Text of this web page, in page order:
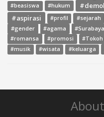
#beasiswa #hukum
#aspirasi #profil #sejarah
#gender
#agama #Surabaya
#romansa
#promosi #Tokoh
#musik
#wisata #keluarga
About